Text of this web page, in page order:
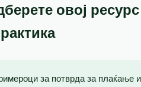
овој
за потврда за плаќање